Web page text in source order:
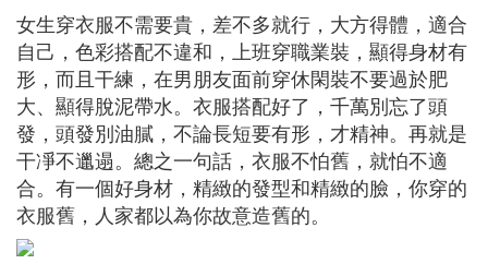
女生穿衣服不需要貴，差不多就行，大方得體，適合
自己，色彩搭配不違和，上班穿職業裝，顯得身材有
形，而且干練，在男朋友面前穿休閑裝不要過於肥
大、顯得脫泥帶水。衣服搭配好了，千萬別忘了頭
發，頭發別油膩，不論長短要有形，才精神。再就是
干凈不邋遢。總之一句話，衣服不怕舊，就怕不適
合。有一個好身材，精緻的發型和精緻的臉，你穿的
衣服舊，人家都以為你故意造舊的。